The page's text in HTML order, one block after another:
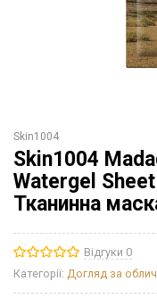
Skin1004
Skin1004
Watergel
Тканинна
Відгуки 0
Категорії: Догляд за